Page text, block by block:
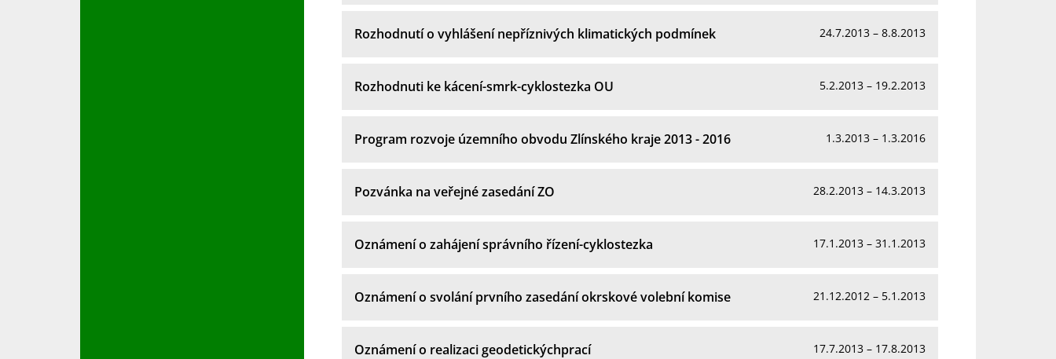
Rozhodnutí o vyhlášení nepříznivých klimatických podmínek 24.7.2013 – 8.8.2013
Rozhodnuti ke kácení-smrk-cyklostezka OU 5.2.2013 – 19.2.2013
Program rozvoje územního obvodu Zlínského kraje 2013 - 2016 1.3.2013 – 1.3.2016
Pozvánka na veřejné zasedání ZO 28.2.2013 – 14.3.2013
Oznámení o zahájení správního řízení-cyklostezka 17.1.2013 – 31.1.2013
Oznámení o svolání prvního zasedání okrskové volební komise 21.12.2012 – 5.1.2013
Oznámení o realizaci geodetickýchprací 17.7.2013 – 17.8.2013